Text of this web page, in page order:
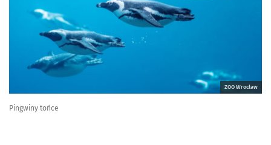
ZOO Wrocław
Pingwiny tońce